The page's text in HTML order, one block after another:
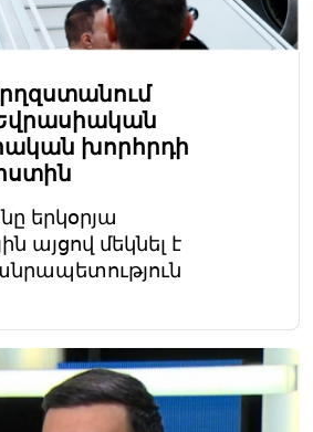
խորհրդի
երկօրյա
այցով մեկնել է